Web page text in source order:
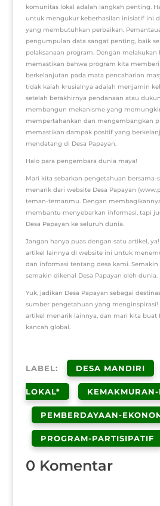
komunitas lokal adalah langkah penting.
untuk mengukur keberhasilan inisiatif ini
yang membutuhkan perbaikan.
pengumpulan data sangat penting, baik
pelaksanaan program. Dengan melakukan
memastikan bahwa program kita
berkelanjutan pada mata pencaharian
tidak kalah krusialnya adalah menjamin
setelah berakhirnya pendanaan atau
membangun mekanisme yang
mempertahankan dan mengembangkan
memastikan dampak positif yang
mendatang di Desa Papayan.
Halo para pengembara dunia maya!
Mari kita sebarkan pengetahuan bersama-
menarik dari website Desa Papayan
teman-temanmu. Dengan
membantu menyebarkan informasi, tapi
Desa Papayan ke seluruh dunia.
Jangan hanya puas dengan satu artikel,
artikel lainnya di website ini untuk
dan informasi tentang desa kami.
semakin dikenal Desa Papayan oleh dunia.
Yuk, jadikan Desa Papayan sebagai
sumber pengetahuan yang menginspirasi!
artikel menarik lainnya, dan mari kita buat
kancah global.
LABEL: DESA MANDIRI
LOKAL* KEMAKMURAN-
PEMBERDAYAAN-
PROGRAM-PARTISIPATIF
0 Komentar